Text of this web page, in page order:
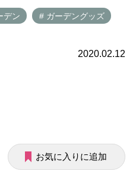
デン # ガーデングッズ
2020.02.12
お気に入りに追加